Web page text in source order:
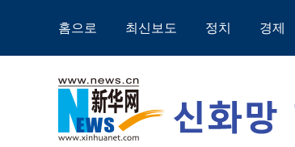
홈으로 최신보도 정치 경제